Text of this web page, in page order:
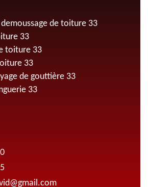
de toiture 33
33
toiture 33
33
de gouttière 33
33